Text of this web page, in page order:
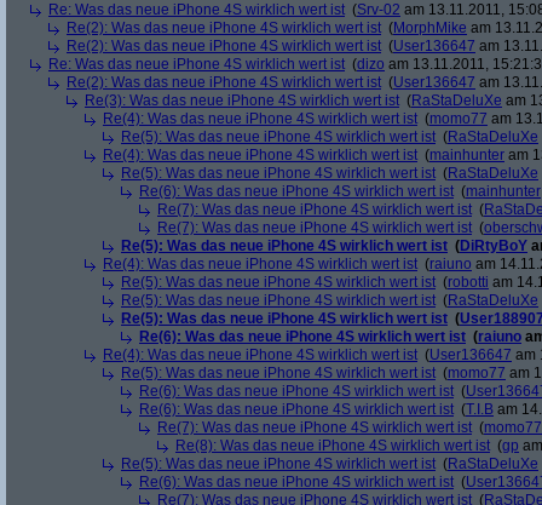
Re: Was das neue iPhone 4S wirklich wert ist (Srv-02 am 13.11.2011,
Re(2): Was das neue iPhone 4S wirklich wert ist (MorphMike am
Re(2): Was das neue iPhone 4S wirklich wert ist (User136647 am
Re: Was das neue iPhone 4S wirklich wert ist (dizo am 13.11.2011,
Re(2): Was das neue iPhone 4S wirklich wert ist (User136647 am
Re(3): Was das neue iPhone 4S wirklich wert ist (RaStaDeluXe am
Re(4): Was das neue iPhone 4S wirklich wert ist (momo77 am
Re(5): Was das neue iPhone 4S wirklich wert ist (RaStaDeluXe
Re(4): Was das neue iPhone 4S wirklich wert ist (mainhunter am
Re(5): Was das neue iPhone 4S wirklich wert ist (RaStaDeluXe
Re(6): Was das neue iPhone 4S wirklich wert ist (mainhunter
Re(7): Was das neue iPhone 4S wirklich wert ist (
Re(7): Was das neue iPhone 4S wirklich wert ist (
Re(5): Was das neue iPhone 4S wirklich wert ist (DiRtyBoY
Re(4): Was das neue iPhone 4S wirklich wert ist (raiuno am
Re(5): Was das neue iPhone 4S wirklich wert ist (robotti am
Re(5): Was das neue iPhone 4S wirklich wert ist (RaStaDeluXe
Re(5): Was das neue iPhone 4S wirklich wert ist (
Re(6): Was das neue iPhone 4S wirklich wert ist (raiuno
Re(4): Was das neue iPhone 4S wirklich wert ist (User136647 am
Re(5): Was das neue iPhone 4S wirklich wert ist (momo77 am
Re(6): Was das neue iPhone 4S wirklich wert ist (
Re(6): Was das neue iPhone 4S wirklich wert ist (T.I.B am
Re(7): Was das neue iPhone 4S wirklich wert ist (momo77
Re(8): Was das neue iPhone 4S wirklich wert ist (gp
Re(5): Was das neue iPhone 4S wirklich wert ist (RaStaDeluXe
Re(6): Was das neue iPhone 4S wirklich wert ist (
Re(7): Was das neue iPhone 4S wirklich wert ist (